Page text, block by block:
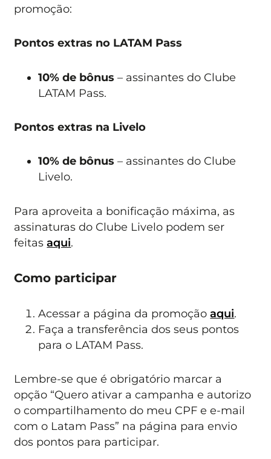
promoção:
Pontos extras no LATAM Pass
10% de bônus – assinantes do Clube
LATAM Pass.
Pontos extras na Livelo
10% de bônus – assinantes do Clube
Livelo.
Para aproveita a bonificação máxima, as
assinaturas do Clube Livelo podem ser
feitasaqui.
Como participar
Acessar a página da promoçãoaqui.
Faça a transferência dos seus pontos
para o LATAM Pass.
Lembre-se que é obrigatório marcar a
opção “Quero ativar a campanha e autorizo
o compartilhamento do meu CPF e e-mail
com o Latam Pass” na página para envio
dos pontos para participar.